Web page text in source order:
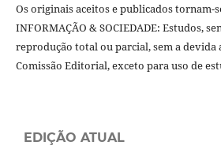
Os originais aceitos e publicados tornam-
INFORMAÇÃO & SOCIEDADE: Estudos,
reprodução total ou parcial, sem a devida
Comissão Editorial, exceto para uso de
EDIÇÃO ATUAL